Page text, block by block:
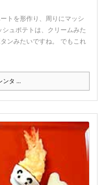
トを形作り、周りにマッシ
ュポテトは、クリームみた
ンみたいですね。 でもこれ
ンタ ...